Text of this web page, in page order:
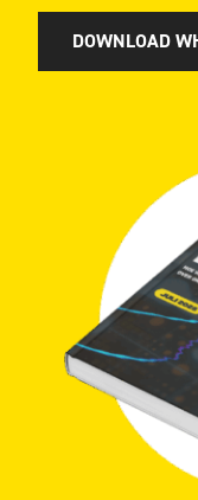
DOWNLOAD